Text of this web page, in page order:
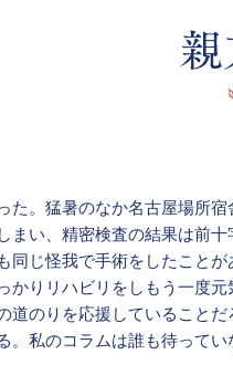
た。猛暑のなか名古屋場所
まい、精密検査の結果は前
同じ怪我で手術をしたこと
かりリハビリをしもう一度
道のりを応援していること
私のコラムは誰も待ってい